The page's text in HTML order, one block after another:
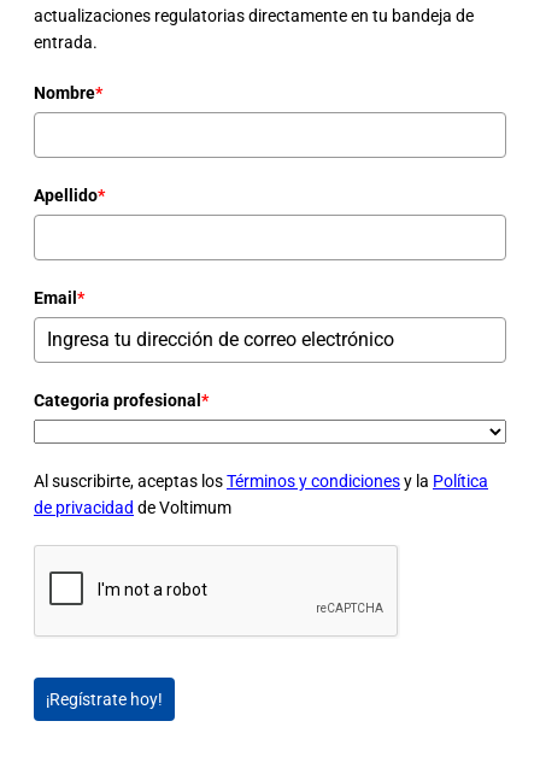
actualizaciones regulatorias directamente en tu bandeja de
entrada.
Nombre*
Apellido*
Email*
Categoria profesional*
Al suscribirte, aceptas losTérminos y condicionesy la Política
de privacidad de Voltimum
¡Regístrate hoy!